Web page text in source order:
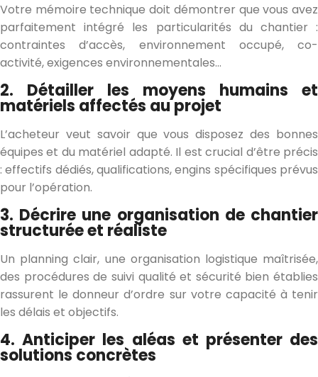
Votre mémoire technique doit démontrer que vous avez
parfaitement intégré les particularités du chantier :
contraintes d’accès, environnement occupé, co-
activité, exigences environnementales…
2. Détailler les moyens humains et
matériels affectés au projet
L’acheteur veut savoir que vous disposez des bonnes
équipes et du matériel adapté. Il est crucial d’être précis
: effectifs dédiés, qualifications, engins spécifiques prévus
pour l’opération.
3. Décrire une organisation de chantier
structurée et réaliste
Un planning clair, une organisation logistique maîtrisée,
des procédures de suivi qualité et sécurité bien établies
rassurent le donneur d’ordre sur votre capacité à tenir
les délais et objectifs.
4. Anticiper les aléas et présenter des
solutions concrètes